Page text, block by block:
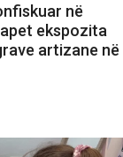
në
ekspozita
artizane në